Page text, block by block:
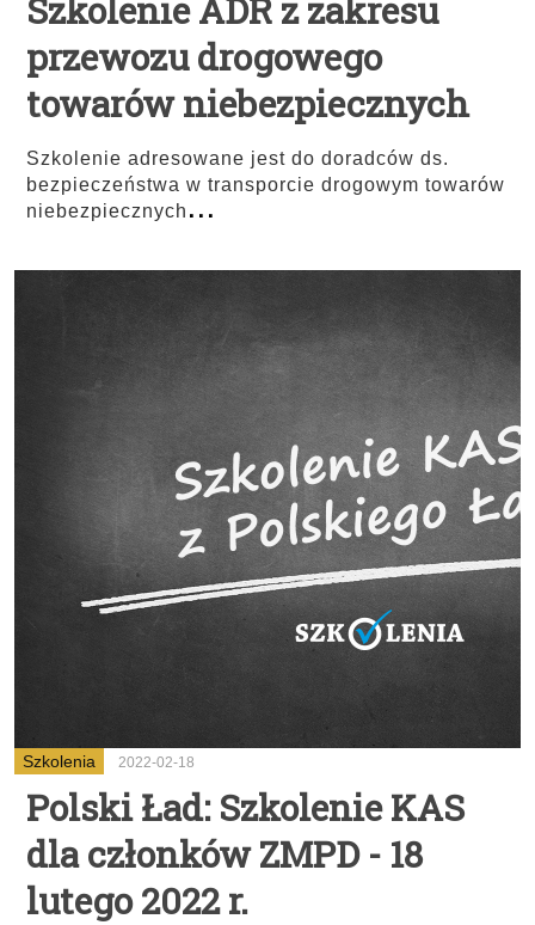
Szkolenie ADR z zakresu
przewozu drogowego
towarów niebezpiecznych
Szkolenie adresowane jest do doradców ds.
bezpieczeństwa w transporcie drogowym towarów
niebezpiecznych...
Szkolenia 2022-02-18
Polski Ład: Szkolenie KAS
dla członków ZMPD - 18
lutego 2022 r.